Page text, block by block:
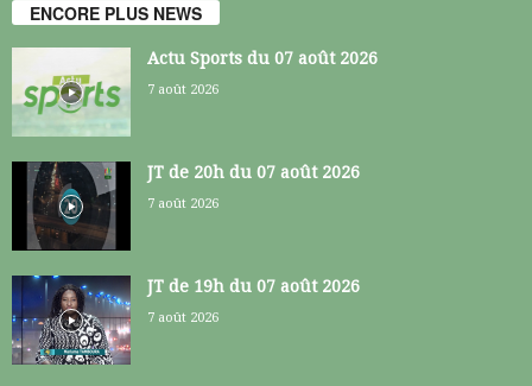
ENCORE PLUS NEWS
Actu Sports du 07 août 2026
7 août 2026
JT de 20h du 07 août 2026
7 août 2026
JT de 19h du 07 août 2026
7 août 2026